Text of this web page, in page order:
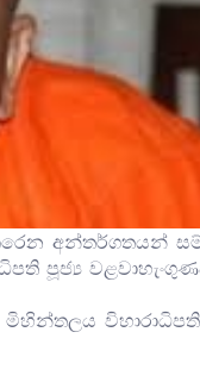
අන්තර්ගතයන්
පූජ්‍ය